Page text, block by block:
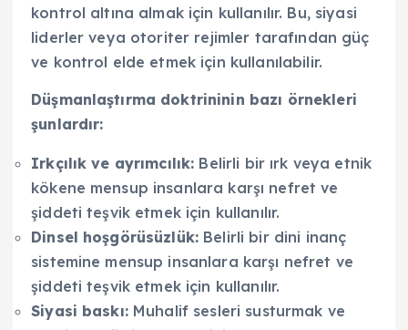
kontrol altına almak için kullanılır. Bu, siyasi
liderler veya otoriter rejimler tarafından güç
ve kontrol elde etmek için kullanılabilir.
Düşmanlaştırma doktrininin bazı örnekleri
şunlardır:
Irkçılık ve ayrımcılık: Belirli bir ırk veya etnik
kökene mensup insanlara karşı nefret ve
şiddeti teşvik etmek için kullanılır.
Dinsel hoşgörüsüzlük: Belirli bir dini inanç
sistemine mensup insanlara karşı nefret ve
şiddeti teşvik etmek için kullanılır.
Siyasi baskı:Muhalif sesleri susturmak ve